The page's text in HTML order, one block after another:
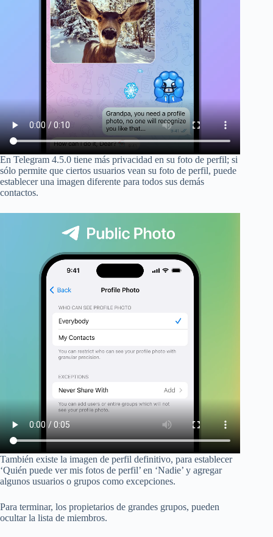
En Telegram 4.5.0 tiene más privacidad en su foto de perfil; si
sólo permite que ciertos usuarios vean su foto de perfil, puede
establecer una imagen diferente para todos sus demás
contactos.
También existe la imagen de perfil definitivo, para establecer
‘Quién puede ver mis fotos de perfil’ en ‘Nadie’ y agregar
algunos usuarios o grupos como excepciones.
Para terminar, los propietarios de grandes grupos, pueden
ocultar la lista de miembros.